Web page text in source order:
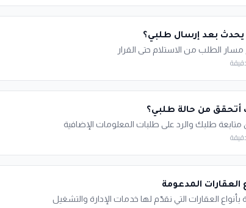
يحدث بعد إرسال طلبي؟
الطلب من الاستلام حتى القرار
أتحقق من حالة طلبي؟
طلبك والرد على طلبات المعلومات الإضافية
العقارات المدعومة
بأنواع العقارات التي نقدّم لها خدمات الإدارة والتشغيل